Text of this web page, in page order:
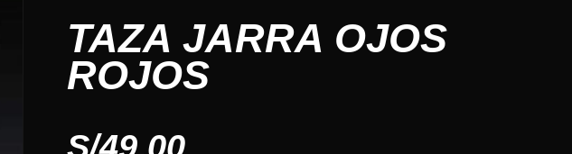
TAZA JARRA OJOS
ROJOS